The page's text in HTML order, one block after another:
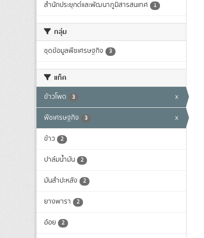
สำนักประยุกต์และพัฒนาภูมิสารสนเทศ 1
กลุ่ม
ชุดข้อมูลพืชเศรษฐกิจ 3
แท็ค
ข้าวโพด 3 x
พืชเศรษฐกิจ 3 x
ข้าว 2
ปาล์มน้ำมัน 2
มันสำปะหลัง 2
ยางพารา 2
อ้อย 2